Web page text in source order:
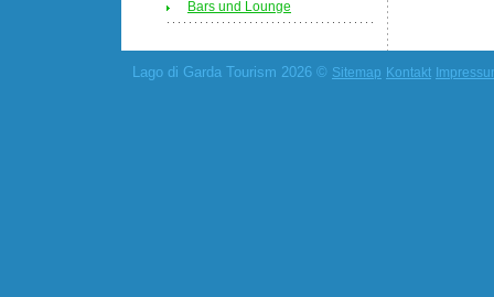
Bars und Lounge
Lago di Garda Tourism 2026 © Sitemap Kontakt